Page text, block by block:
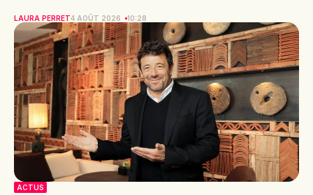
LAURA PERRET4 AOÛT 2026 10:28
ACTUS